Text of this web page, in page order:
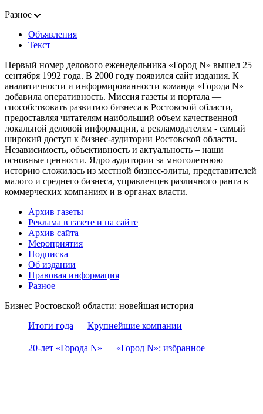
Разное
Объявления
Текст
Первый номер делового еженедельника «Город N» вышел 25
сентября 1992 года. В 2000 году появился сайт издания. К
аналитичности и информированности команда «Города N»
добавила оперативность. Миссия газеты и портала —
способствовать развитию бизнеса в Ростовской области,
предоставляя читателям наибольший объем качественной
локальной деловой информации, а рекламодателям - самый
широкий доступ к бизнес-аудитории Ростовской области.
Независимость, объективность и актуальность – наши
основные ценности. Ядро аудитории за многолетнюю
историю сложилась из местной бизнес-элиты, представителей
малого и среднего бизнеса, управленцев различного ранга в
коммерческих компаниях и в органах власти.
Архив газеты
Реклама в газете и на сайте
Архив сайта
Мероприятия
Подписка
Об издании
Правовая информация
Разное
Бизнес Ростовской области: новейшая история
Итоги года
Крупнейшие компании
20-лет «Города N» «Город N»: избранное